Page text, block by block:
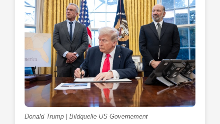
Donald Trump | Bildquelle US Governement